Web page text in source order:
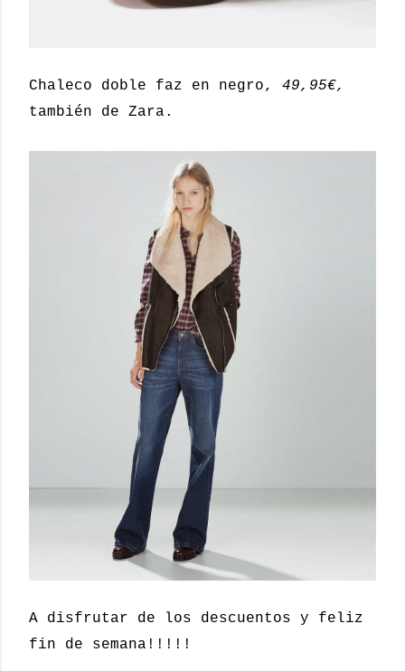
Chaleco doble faz en negro, 49,95€,
también de Zara.
A disfrutar de los descuentos y feliz
fin de semana!!!!!